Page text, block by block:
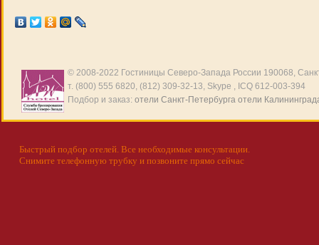
© 2008-2022 Гостиницы Северо-Запада России 190068,
т. (800) 555 6820, (812) 309-32-13, Skype , ICQ 612-003-394
Подбор и заказ: отели Санкт-Петербурга отели
Быстрый подбор отелей. Все необходимые консультации.
Снимите телефонную трубку и позвоните прямо сейчас